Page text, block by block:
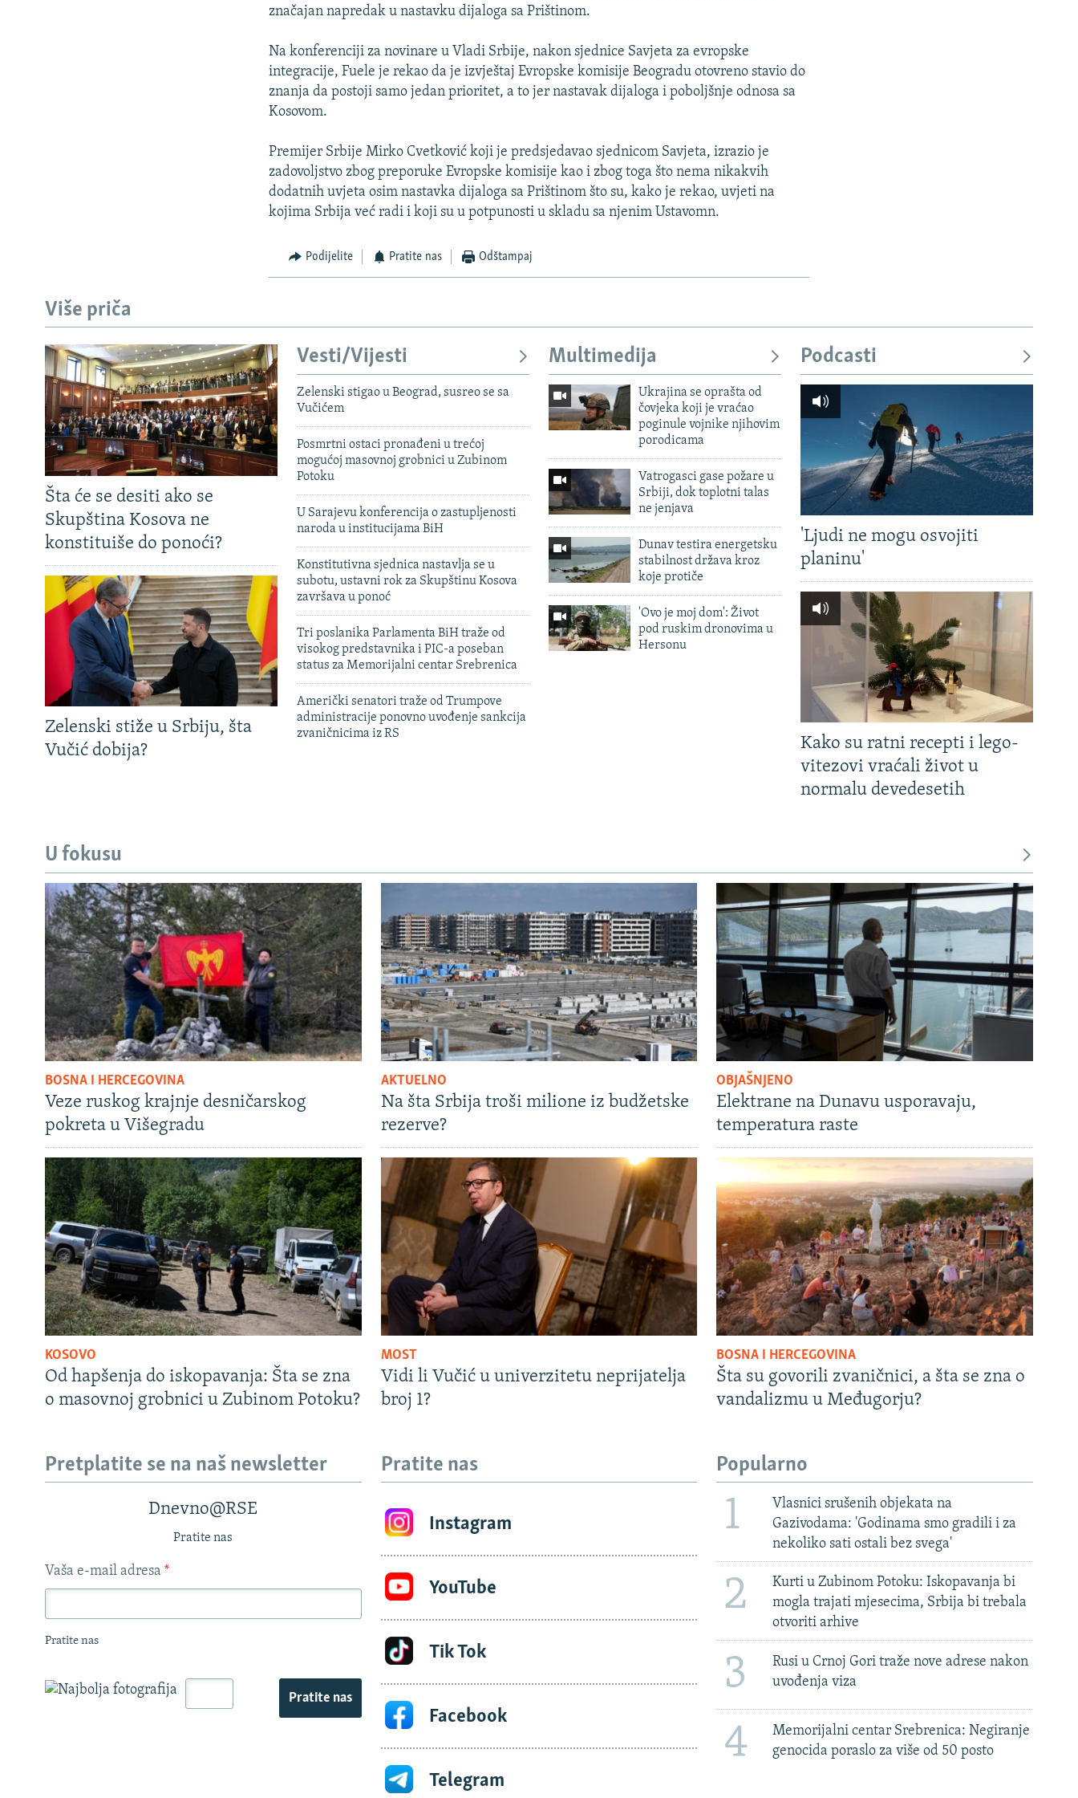
NASTANAK I RASPAD JUGOSLAVIJE
značajan napredak u nastavku dijaloga sa Prištinom.
Na konferenciji za novinare u Vladi Srbije, nakon sjednice Savjeta za evropske
integracije, Fuele je rekao da je izvještaj Evropske komisije Beogradu otovreno stavio do
znanja da postoji samo jedan prioritet, a to jer nastavak dijaloga i poboljšnje odnosa sa
Kosovom.
Premijer Srbije Mirko Cvetković koji je predsjedavao sjednicom Savjeta, izrazio je
zadovoljstvo zbog preporuke Evropske komisije kao i zbog toga što nema nikakvih
dodatnih uvjeta osim nastavka dijaloga sa Prištinom što su, kako je rekao, uvjeti na
kojima Srbija već radi i koji su u potpunosti u skladu sa njenim Ustavomn.
Podijelite Pratite nas Odštampaj
Više priča
Šta će se desiti ako se
Skupština Kosova ne
konstituiše do ponoći?
Zelenski stiže u Srbiju, šta
Vučić dobija?
Vesti/Vijesti
Zelenski stigao u Beograd, susreo se sa
Vučićem
Posmrtni ostaci pronađeni u trećoj
mogućoj masovnoj grobnici u Zubinom
Potoku
U Sarajevu konferencija o zastupljenosti
naroda u institucijama BiH
Konstitutivna sjednica nastavlja se u
subotu, ustavni rok za Skupštinu Kosova
završava u ponoć
Tri poslanika Parlamenta BiH traže od
visokog predstavnika i PIC-a poseban
status za Memorijalni centar Srebrenica
Američki senatori traže od Trumpove
administracije ponovno uvođenje sankcija
zvaničnicima iz RS
Multimedija
Ukrajina se oprašta od
čovjeka koji je vraćao
poginule vojnike njihovim
porodicama
Vatrogasci gase požare u
Srbiji, dok toplotni talas
ne jenjava
Dunav testira energetsku
stabilnost država kroz
koje protiče
'Ovo je moj dom': Život
pod ruskim dronovima u
Hersonu
Podcasti
'Ljudi ne mogu osvojiti
planinu'
Kako su ratni recepti i lego-
vitezovi vraćali život u
normalu devedesetih
U fokusu
BOSNA I HERCEGOVINA
Veze ruskog krajnje desničarskog
pokreta u Višegradu
AKTUELNO
Na šta Srbija troši milione iz budžetske
rezerve?
OBJAŠNJENO
Elektrane na Dunavu usporavaju,
temperatura raste
KOSOVO
Od hapšenja do iskopavanja: Šta se zna
o masovnoj grobnici u Zubinom Potoku?
MOST
Vidi li Vučić u univerzitetu neprijatelja
broj 1?
BOSNA I HERCEGOVINA
Šta su govorili zvaničnici, a šta se zna o
vandalizmu u Međugorju?
Pretplatite se na naš newsletter
Dnevno@RSE
Pratite nas
Vaša e-mail adresa *
Pratite nas
Pratite nas
Pratite nas
Instagram
YouTube
Tik Tok
Facebook
Telegram
Popularno
1
Vlasnici srušenih objekata na
Gazivodama: 'Godinama smo gradili i za
nekoliko sati ostali bez svega'
2
Kurti u Zubinom Potoku: Iskopavanja bi
mogla trajati mjesecima, Srbija bi trebala
otvoriti arhive
3
Rusi u Crnoj Gori traže nove adrese nakon
uvođenja viza
4
Memorijalni centar Srebrenica: Negiranje
genocida poraslo za više od 50 posto